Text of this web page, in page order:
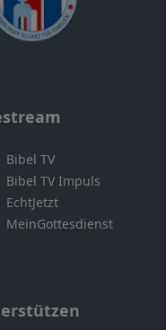
Bibel TV
Bibel TV Impuls
EchtJetzt
MeinGottesdienst